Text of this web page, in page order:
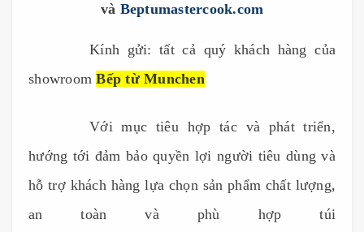
và Beptumastercook.com
Kính gửi: tất cả quý khách hàng của
showroomBếp từ Munchen
Với mục tiêu hợp tác và phát triển,
hướng tới đảm bảo quyền lợi người tiêu dùng và
hỗ trợ khách hàng lựa chọn sản phẩm chất lượng,
an toàn và phù hợp túi